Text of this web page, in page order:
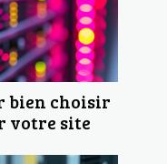
bien choisir
votre site